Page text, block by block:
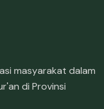
masyarakat dalam
di Provinsi